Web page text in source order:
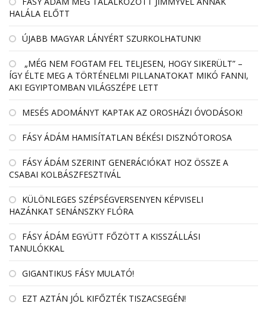
HALÁLA ELŐTT
ÚJABB MAGYAR LÁNYÉRT SZURKOLHATUNK!
„MÉG NEM FOGTAM FEL TELJESEN, HOGY SIKERÜLT” –
ÍGY ÉLTE MEG A TÖRTÉNELMI PILLANATOKAT MIKÓ FANNI,
AKI EGYIPTOMBAN VILÁGSZÉPE LETT
MESÉS ADOMÁNYT KAPTAK AZ OROSHÁZI ÓVODÁSOK!
FÁSY ÁDÁM HAMISÍTATLAN BÉKÉSI DISZNÓTOROSA
FÁSY ÁDÁM SZERINT GENERÁCIÓKAT HOZ ÖSSZE A
CSABAI KOLBÁSZFESZTIVÁL
KÜLÖNLEGES SZÉPSÉGVERSENYEN KÉPVISELI
HAZÁNKAT SENÁNSZKY FLÓRA
FÁSY ÁDÁM EGYÜTT FŐZÖTT A KISSZÁLLÁSI
TANULÓKKAL
GIGANTIKUS FÁSY MULATÓ!
EZT AZTÁN JÓL KIFŐZTÉK TISZACSEGÉN!